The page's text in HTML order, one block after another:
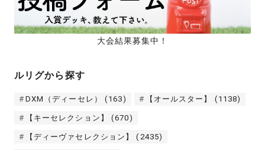
大会結果募集中！
ルリグから探す
DXM（ディーセレ） (163) 【オールスター】 (1138)
【キーセレクション】 (670)
【ディーヴァセレクション】 (2435)